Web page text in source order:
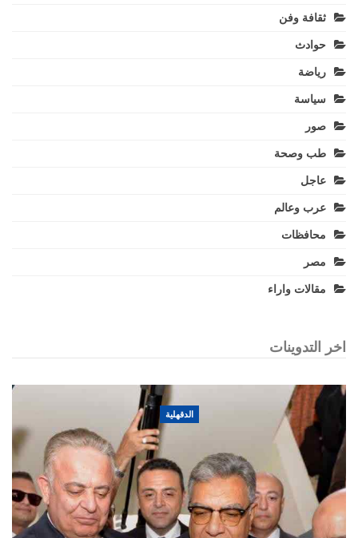
ثقافة وفن
حوادث
رياضة
سياسة
صور
طب وصحة
عاجل
عرب وعالم
محافظات
مصر
مقالات واراء
اخر التدوينات
الدقهلية